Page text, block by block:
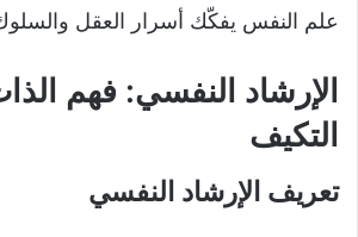
علم النفس يفكّك أسرار العقل
الإرشاد النفسي: فهم
التكيف
تعريف الإرشاد النفسي